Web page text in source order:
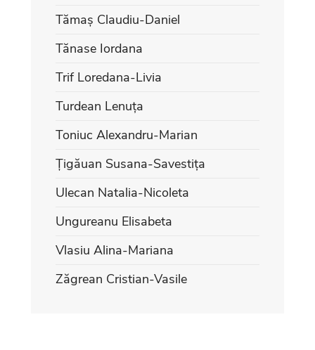
Tămaș Claudiu-Daniel
Tănase Iordana
Trif Loredana-Livia
Turdean Lenuța
Toniuc Alexandru-Marian
Țigăuan Susana-Savestița
Ulecan Natalia-Nicoleta
Ungureanu Elisabeta
Vlasiu Alina-Mariana
Zăgrean Cristian-Vasile